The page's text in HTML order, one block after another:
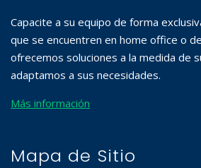
Capacite a su equipo de forma
que se encuentren en home office o
ofrecemos soluciones a la medida de
adaptamos a sus necesidades.
Más información
Mapa de Sitio